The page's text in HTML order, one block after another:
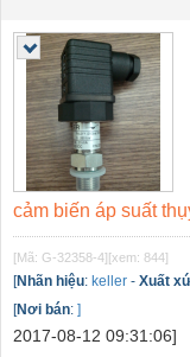
cảm biến áp suất
[Mã: G-32358-4][xem: 844]
[Nhãn hiệu: keller - Xuất
[Nơi bán: ]
2017-08-12 09:31:06]